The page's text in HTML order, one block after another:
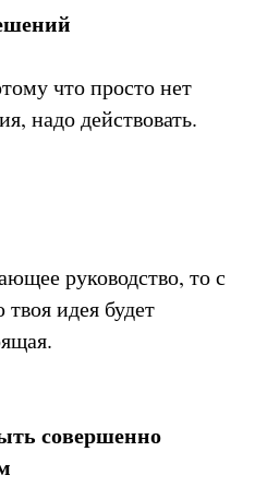
что просто нет
надо действовать.
руководство, то с
идея будет
совершенно